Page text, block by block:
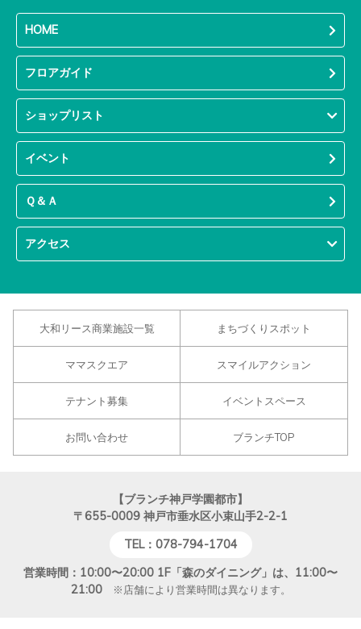
HOME
フロアガイド
ショップリスト
イベント
Ｑ＆Ａ
アクセス
大和リース商業施設一覧 まちづくりスポット
ママスクエア スマイルアクション
テナント募集 イベントスペース
お問い合わせ ブランチTOP
【ブランチ神戸学園都市】
〒655-0009 神戸市垂水区小束山手2-2-1
TEL：078-794-1704
営業時間：10:00〜20:00 1F「森のダイニング」は、11:00〜
21:00※店舗により営業時間は異なります。